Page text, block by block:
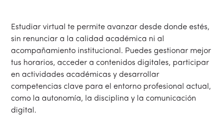
Estudiar virtual te permite avanzar desde donde estés,
sin renunciar a la calidad académica ni al
acompañamiento institucional. Puedes gestionar mejor
tus horarios, acceder a contenidos digitales, participar
en actividades académicas y desarrollar
competencias clave para el entorno profesional actual,
como la autonomía, la disciplina y la comunicación
digital.